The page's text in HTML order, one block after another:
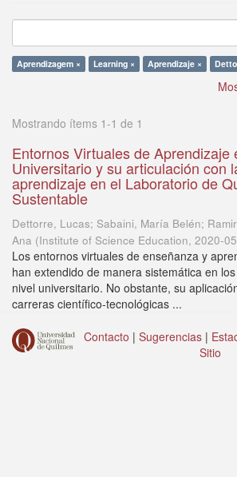
Aprendizagem × Learning × Aprendizaje ×
Mostrando ítems 1-1 de 1
Entornos Virtuales de Aprendizaje
Universitario y su articulación con
aprendizaje en el Laboratorio de
Sustentable
Dettorre, Lucas; Sabaini, María Belén;
Ana (Institute of Science Education, 2020-
Los entornos virtuales de enseñanza y
han extendido de manera sistemática en
nivel universitario. No obstante, su
carreras científico-tecnológicas ...
Contacto | Sugerencias |
Sitio